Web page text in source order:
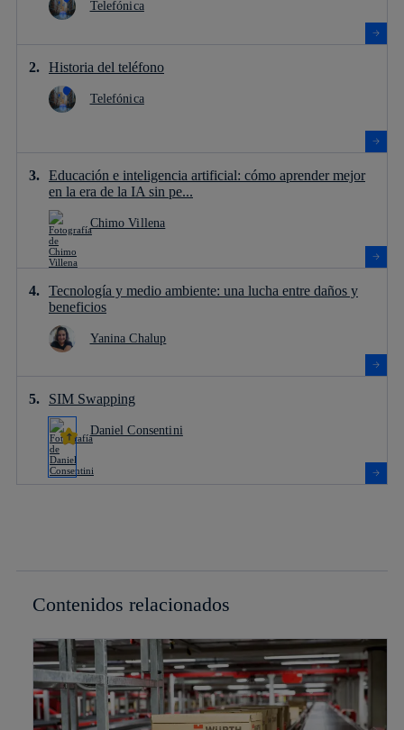
Telefónica
Historia del teléfono
Telefónica
Educación e inteligencia artificial: cómo aprender mejor
en la era de la IA sin pe...
Chimo Villena
Tecnología y medio ambiente: una lucha entre daños y
beneficios
Yanina Chalup
SIM Swapping
Daniel Consentini
Contenidos relacionados